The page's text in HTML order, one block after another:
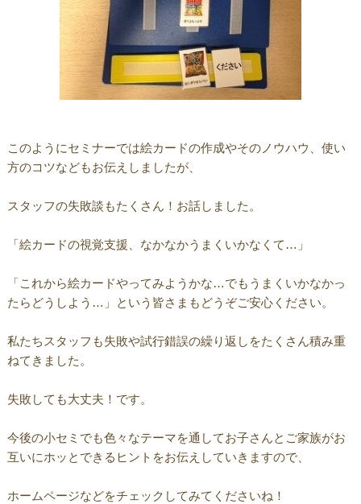
このようにセミナーでは絵カードの作成やそのノウハウ、使い
方のコツなどもお伝えしましたが、
スタッフの失敗談もたくさん！お話しました。
「絵カードの視覚支援、なかなかうまくいかなくて…」
「これから絵カードやってみようかな…でもうまくいかなかっ
たらどうしよう…」という皆さまもどうぞご安心ください。
私たちスタッフも失敗や試行錯誤の繰り返しをたくさん積み重
ねてきました。
失敗しても大丈夫！です。
今後の小セミでも色々なテーマを通してお子さんとご家族がお
互いにホッとできるヒントをお伝えしていきますので、
ホームページなどをチェックしてみてくださいね！